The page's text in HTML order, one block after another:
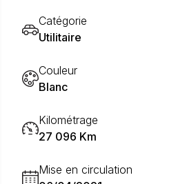
Catégorie
Utilitaire
Couleur
Blanc
Kilométrage
27 096 Km
Mise en circulation